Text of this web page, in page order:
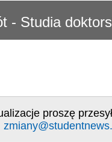
- Studia
proszę